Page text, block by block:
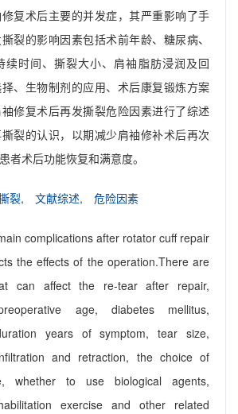
复术后主要的并发症，其严重影响了手
裂的影响因素包括术前年龄、糖尿病、
续时间、撕裂大小、肩袖脂肪浸润及回
、生物制剂的应用、术后康复锻炼方案
修复术后再发撕裂危险因素进行了综述
裂的认识，以期减少肩袖修补术后再次
者术后功能恢复和满意度。
裂, 文献综述, 危险因素
complications after rotator cuff repair
the effects of the operation.There are
can affect the re-tear after repair,
age, diabetes mellitus,
years of symptom, tear size,
and retraction, the choice of
whether to use biological agents,
exercise and other related